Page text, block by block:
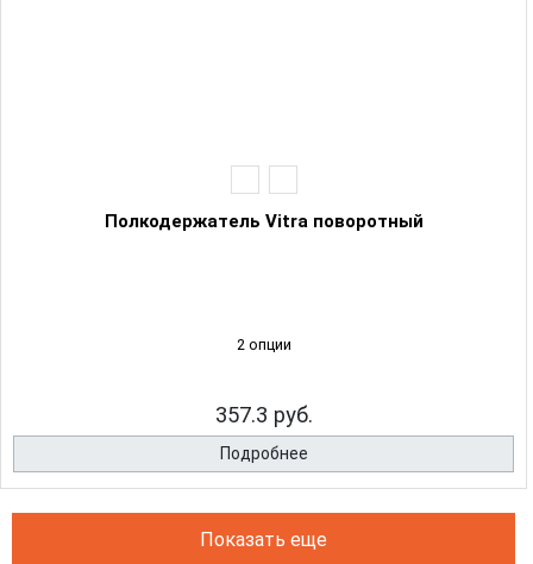
Полкодержатель Vitra поворотный
2 опции
357.3 руб.
Подробнее
Показать еще